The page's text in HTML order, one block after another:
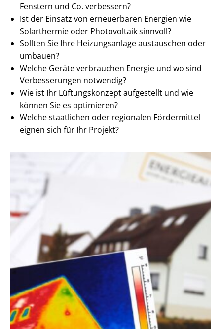
Fenstern und Co. verbessern?
Ist der Einsatz von erneuerbaren Energien wie
Solarthermie oder Photovoltaik sinnvoll?
Sollten Sie Ihre Heizungsanlage austauschen oder
umbauen?
Welche Geräte verbrauchen Energie und wo sind
Verbesserungen notwendig?
Wie ist Ihr Lüftungskonzept aufgestellt und wie
können Sie es optimieren?
Welche staatlichen oder regionalen Fördermittel
eignen sich für Ihr Projekt?